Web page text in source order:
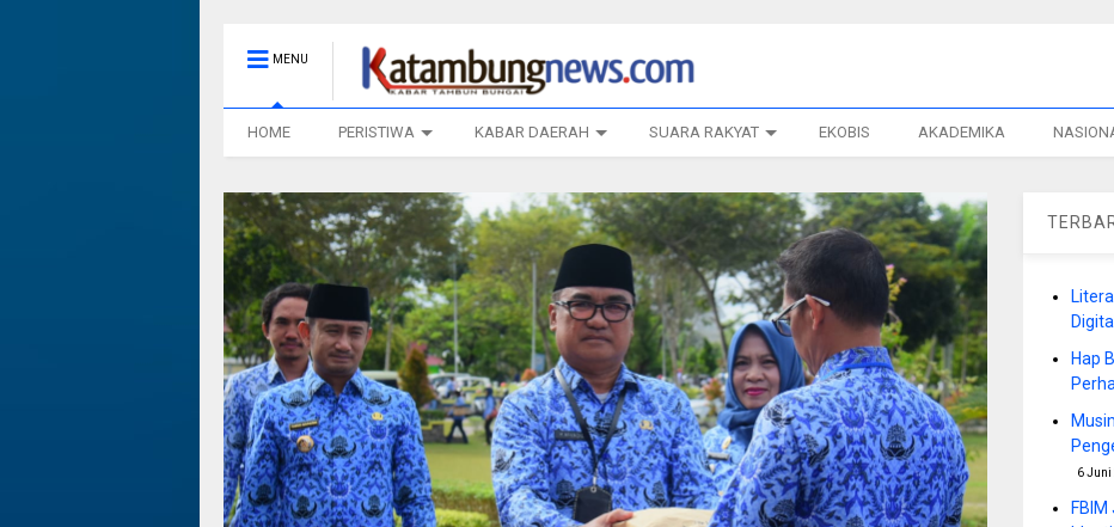
MENU
HOME PERISTIWA KABAR DAERAH SUARA RAKYAT EKOBIS AKADEMIKA
Digital
Hap
6 Juni